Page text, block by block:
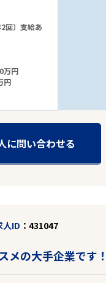
回）支給あ
万円
円
に問い合わせる
人ID 431047
メの大手企業です！